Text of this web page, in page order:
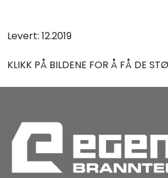
Levert: 12.2019
KLIKK PÅ BILDENE FOR Å FÅ DE